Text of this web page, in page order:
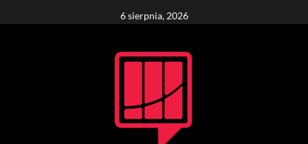
to
6 sierpnia, 2026